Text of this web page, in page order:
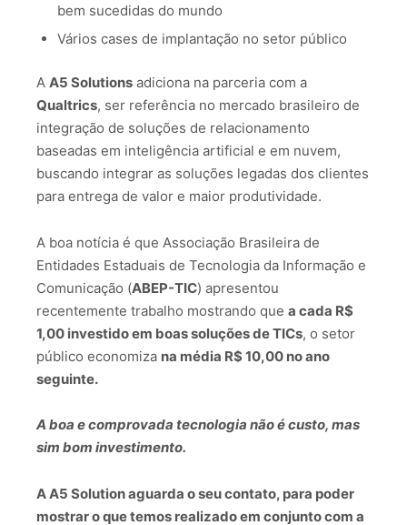
bem sucedidas do mundo
Vários cases de implantação no setor público
A A5 Solutions adiciona na parceria com a
Qualtrics, ser referência no mercado brasileiro de
integração de soluções de relacionamento
baseadas em inteligência artificial e em nuvem,
buscando integrar as soluções legadas dos clientes
para entrega de valor e maior produtividade.
A boa notícia é que Associação Brasileira de
Entidades Estaduais de Tecnologia da Informação e
Comunicação (ABEP-TIC) apresentou
recentemente trabalho mostrando que a cada R$
1,00 investido em boas soluções de TICs, o setor
público economiza na média R$ 10,00 no ano
seguinte.
A boa e comprovada tecnologia não é custo, mas
sim bom investimento.
AA5 Solutionaguarda o seu contato, para poder
mostrar o que temos realizado em conjunto com a